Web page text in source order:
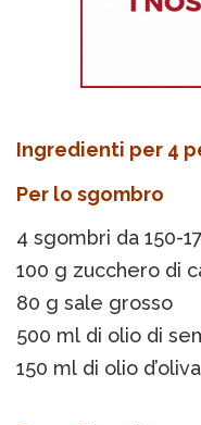
Ingredienti per 4
Per lo sgombro
4 sgombri da 150-
100 g zucchero di
80 g sale grosso
500 ml di olio di
150 ml di olio d’oliva